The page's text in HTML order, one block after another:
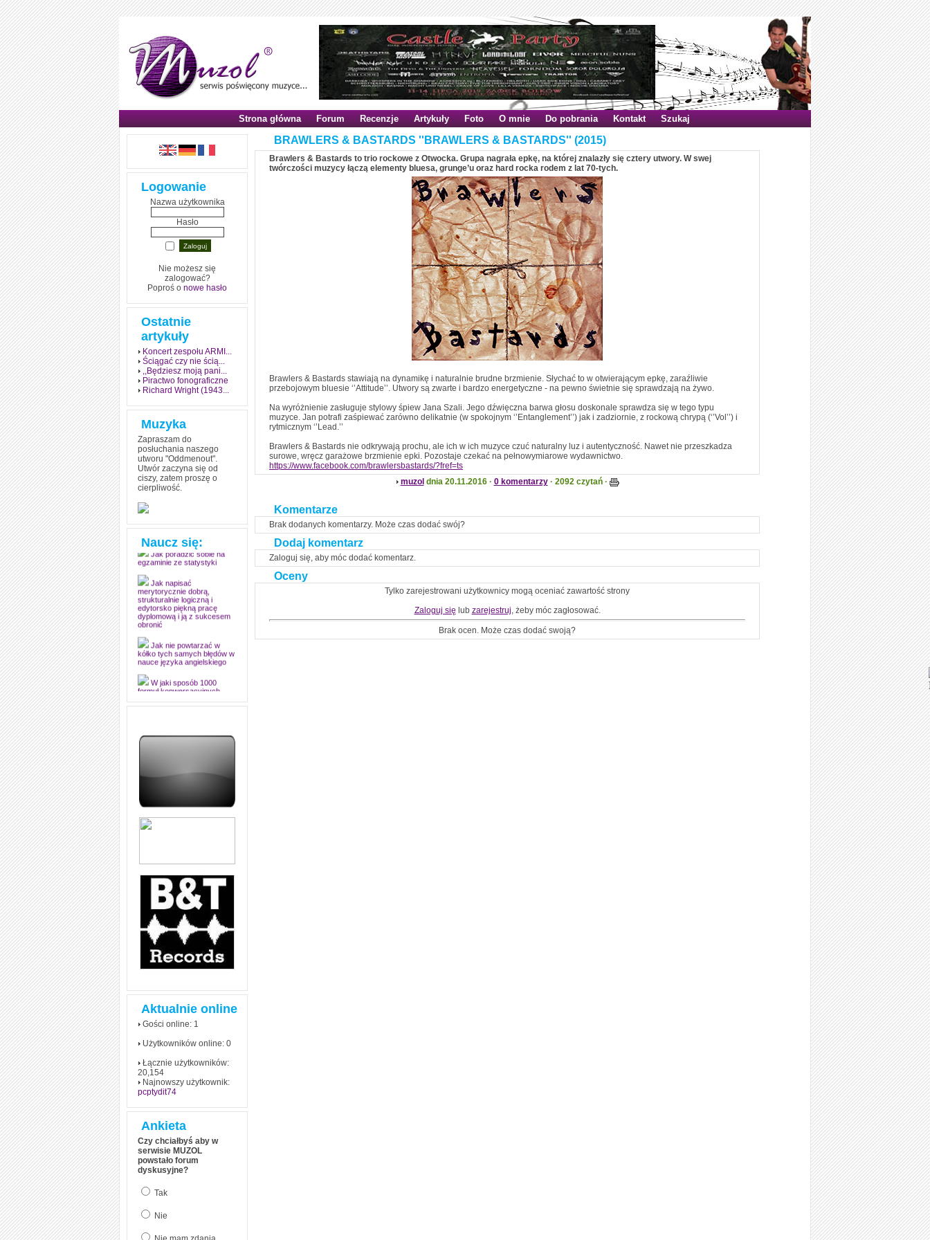
Strona główna Forum Recenzje Artykuły Foto O mnie Do pobrania Kontakt Szukaj
Logowanie
Nazwa użytkownika
Hasło
Nie możesz się
zalogować?
Poproś o nowe hasło
Ostatnie
artykuły
Koncert zespołu ARMI...
Ściągać czy nie ścią...
,,Będziesz moją pani...
Piractwo fonograficzne
Richard Wright (1943...
Muzyka
Zapraszam do
posłuchania naszego
utworu "Oddmenout".
Utwór zaczyna się od
ciszy, zatem proszę o
cierpliwość.
Naucz się:
Jak stworzyć fenomen
egzamin? Poznaj metody
mistrzów
Jak poradzić sobie na
egzaminie ze statystyki
Jak napisać
merytorycznie dobrą,
strukturalnie logiczną i
edytorsko piękną pracę
dyplomową i ją z sukcesem
obronić
Jak nie powtarzać w
kółko tych samych błędów w
nauce języka angielskiego
W jaki sposób 1000
pozwoli Ci opanować język
zapamiętasz
zrozumiale wytłumaczył, na
(reported speech) w języku
angielskim
dłużej!
Aktualnie online
Gości online: 1
Użytkowników online: 0
Łącznie użytkowników:
20,154
Najnowszy użytkownik:
pcptydit74
Ankieta
Czy chciałbyś aby w
serwisie MUZOL
powstało forum
dyskusyjne?
Tak
Nie
BRAWLERS & BASTARDS ''BRAWLERS & BASTARDS'' (2015)
Brawlers & Bastards to trio rockowe z Otwocka. Grupa nagrała epkę, na której znalazły się cztery utwory. W swej
twórczości muzycy łączą elementy bluesa, grunge’u oraz hard rocka rodem z lat 70-tych.
Brawlers & Bastards stawiają na dynamikę i naturalnie brudne brzmienie. Słychać to w otwierającym epkę, zaraźliwie
przebojowym bluesie ‘’Attitude’’. Utwory są zwarte i bardzo energetyczne - na pewno świetnie się sprawdzają na żywo.
Na wyróżnienie zasługuje stylowy śpiew Jana Szali. Jego dźwięczna barwa głosu doskonale sprawdza się w tego typu
muzyce. Jan potrafi zaśpiewać zarówno delikatnie (w spokojnym ‘’Entanglement’’) jak i zadziornie, z rockową chrypą (‘’Vol’’) i
rytmicznym ‘’Lead.’’
Brawlers & Bastards nie odkrywają prochu, ale ich w ich muzyce czuć naturalny luz i autentyczność. Nawet nie przeszkadza
surowe, wręcz garażowe brzmienie epki. Pozostaje czekać na pełnowymiarowe wydawnictwo.
https://www.facebook.com/brawlersbastards/?fref=ts
muzol dnia 20.11.2016 · 0 komentarzy· 2092 czytań ·
Komentarze
Brak dodanych komentarzy. Może czas dodać swój?
Dodaj komentarz
Zaloguj się, aby móc dodać komentarz.
Oceny
Tylko zarejestrowani użytkownicy mogą oceniać zawartość strony
Zaloguj się lub zarejestruj, żeby móc zagłosować.
Brak ocen. Może czas dodać swoją?